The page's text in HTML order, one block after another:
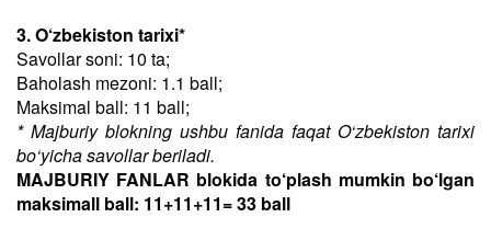
3. O‘zbekiston tarixi*
Savollar soni: 10 ta;
Baholash mezoni: 1.1 ball;
Maksimal ball: 11 ball;
* Majburiy blokning ushbu fanida faqat O‘zbekiston tarixi
bo‘yicha savollar beriladi.
MAJBURIY FANLAR blokida to‘plash mumkin bo‘lgan
maksimall ball: 11+11+11= 33 ball